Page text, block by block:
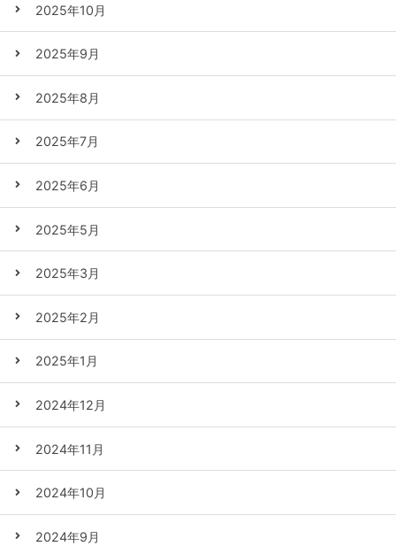
2025年10月
2025年9月
2025年8月
2025年7月
2025年6月
2025年5月
2025年3月
2025年2月
2025年1月
2024年12月
2024年11月
2024年10月
2024年9月